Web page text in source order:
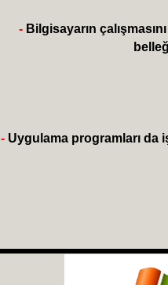
-Bilgisayarın
-Uygulama programları da